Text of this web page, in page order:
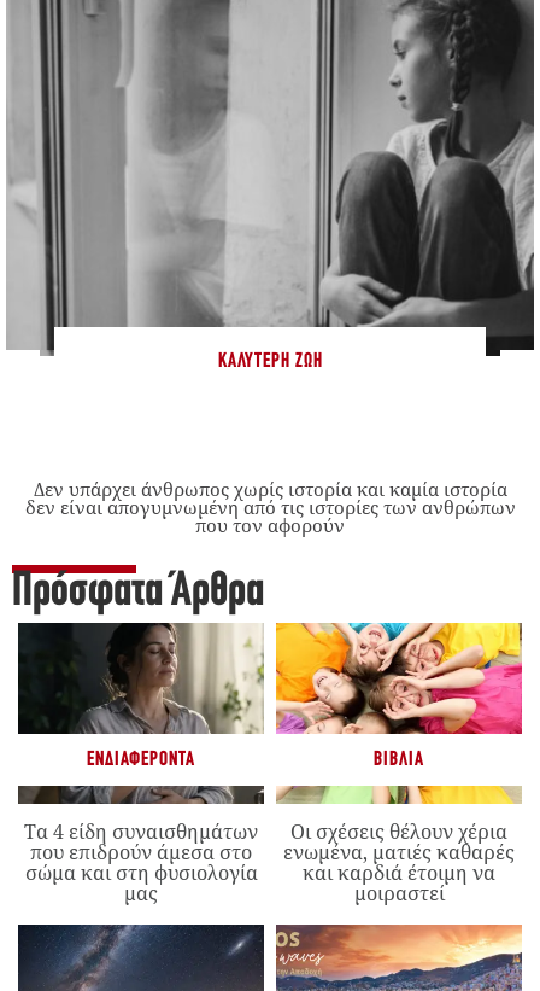
ΚΑΛΎΤΕΡΗ ΖΩΉ
Δεν υπάρχει άνθρωπος χωρίς ιστορία και καμία ιστορία
δεν είναι απογυμνωμένη από τις ιστορίες των ανθρώπων
που τον αφορούν
Πρόσφατα Άρθρα
ΕΝΔΙΑΦΈΡΟΝΤΑ
Τα 4 είδη συναισθημάτων
που επιδρούν άμεσα στο
σώμα και στη φυσιολογία
μας
ΒΙΒΛΊΑ
Οι σχέσεις θέλουν χέρια
ενωμένα, ματιές καθαρές
και καρδιά έτοιμη να
μοιραστεί